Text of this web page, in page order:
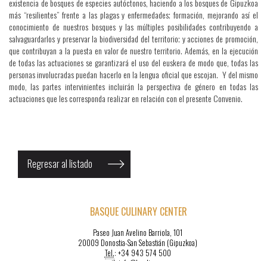
existencia de bosques de especies autóctonos, haciendo a los bosques de Gipuzkoa
más “resilientes” frente a las plagas y enfermedades; formación, mejorando así el
conocimiento de nuestros bosques y las múltiples posibilidades contribuyendo a
salvaguardarlos y preservar la biodiversidad del territorio; y acciones de promoción,
que contribuyan a la puesta en valor de nuestro territorio. Además, en la ejecución
de todas las actuaciones se garantizará el uso del euskera de modo que, todas las
personas involucradas puedan hacerlo en la lengua oficial que escojan. Y del mismo
modo, las partes intervinientes incluirán la perspectiva de género en todas las
actuaciones que les corresponda realizar en relación con el presente Convenio.
Regresar al listado
BASQUE CULINARY CENTER
Paseo Juan Avelino Barriola, 101
20009 Donostia-San Sebastián (Gipuzkoa)
Tel.: +34 943 574 500